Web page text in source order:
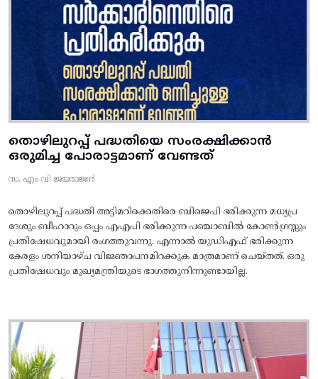
തൊഴിലുറപ്പ് പദ്ധതിയെ സംരക്ഷിക്കാൻ
ഒരുമിച്ച പോരാട്ടമാണ് വേണ്ടത്
സ. എം വി ജയരാജൻ
തൊഴിലുറപ്പ് പദ്ധതി അട്ടിമറിക്കെതിരെ ബിജെപി ഭരിക്കുന്ന മധ്യപ്ര
ദേശും ബീഹാറും ഒപ്പം എഎപി ഭരിക്കുന്ന പഞ്ചാബിൽ കോൺഗ്രസ്സും
പ്രതിഷേധവുമായി രംഗത്തുവന്നു. എന്നാൽ യുഡിഎഫ് ഭരിക്കുന്ന
കേരളം ശനിയാഴ്ച വിജ്ഞാപനമിറക്കുക മാത്രമാണ് ചെയ്തത്. ഒരു
പ്രതിഷേധവും മുഖ്യമന്ത്രിയുടെ ഭാഗത്തുനിന്നുണ്ടായില്ല.